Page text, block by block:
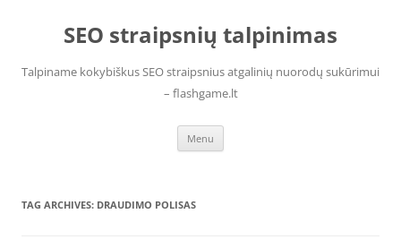
contentSEO straipsnių talpinimas
Talpiname kokybiškus SEO straipsnius atgalinių nuorodų sukūrimui
– flashgame.lt
Menu
TAG ARCHIVES: DRAUDIMO POLISAS